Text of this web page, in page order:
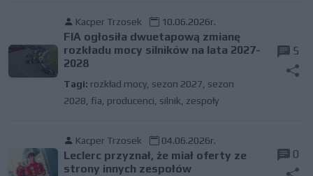
Kacper Trzosek 10.06.2026r.
FIA ogłosiła dwuetapową zmianę
rozkładu mocy silników na lata 2027-
2028
Tagi: rozkład mocy, sezon 2027 sezon
2028 fia producenci silnik zespoły
5
Kacper Trzosek 04.06.2026r.
Leclerc przyznał, że miał oferty ze
strony innych zespołów
0